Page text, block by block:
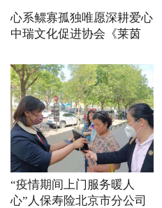
心系鳏寡孤独唯愿深耕爱心
中瑞文化促进协会《莱茵
“疫情期间上门服务暖人
心”人保寿险北京市分公司